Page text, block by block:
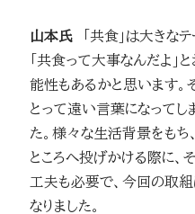
山本氏「共食」は大きなテ
「共食って大事なんだよ」
能性もあるかと思います。
とって遠い言葉になってし
た。様々な生活背景をも
ところへ投げかける際に、
工夫も必要で、今回の取
なりました。